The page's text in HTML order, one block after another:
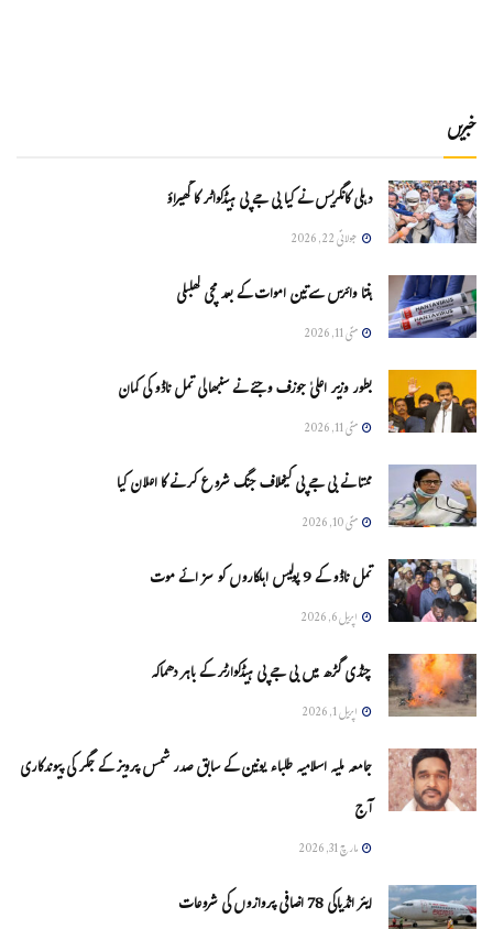
خبریں
دہلی کانگریس نے کیا بی جے پی ہیڈکواٹر کا گھیراؤ
جولائی 22, 2026
ہنتا وائرس سےتین اموات کے بعد مچی کھلبلی
مئی 11, 2026
بطور وزیر اعلیٰ جوزف وجئے نے سنبھالی تمل ناڈو کی کمان
مئی 11, 2026
ممتا نے بی جے پی کیخلاف جنگ شروع کرنے کا اعلان کیا
مئی 10, 2026
تمل ناڈو کے 9 پولیس اہلکاروں کو سزائے موت
اپریل 6, 2026
چنڈی گڑھ میں بی جے پی ہیڈکوارٹر کے باہر دھماکہ
اپریل 1, 2026
جامعہ ملیہ اسلامیہ طلباء یونین کے سابق صدر شمس پرویز کے جگر کی پیوندکاری
آج
مارچ 31, 2026
ایئر انڈیاکی 78 اضافی پروازوں کی شروعات